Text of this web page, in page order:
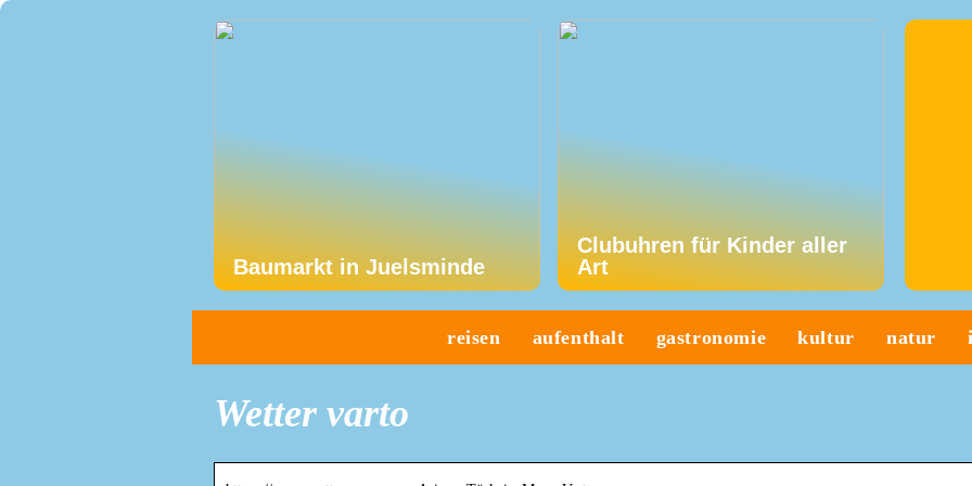
Baumarkt in Juelsminde
Clubuhren für Kinder aller
Art
reisen aufenthalt gastronomie kultur natur
Wetter varto